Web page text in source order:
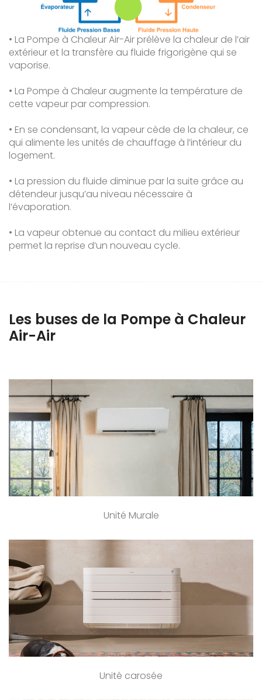
• La Pompe à Chaleur Air-Air prélève la chaleur de l’air
extérieur et la transfère au fluide frigorigène qui se
vaporise.
• La Pompe à Chaleur augmente la température de
cette vapeur par compression.
• En se condensant, la vapeur cède de la chaleur, ce
qui alimente les unités de chauffage à l’intérieur du
logement.
• La pression du fluide diminue par la suite grâce au
détendeur jusqu’au niveau nécessaire à
l’évaporation.
• La vapeur obtenue au contact du milieu extérieur
permet la reprise d’un nouveau cycle.
Les buses de la Pompe à Chaleur
Air-Air
Unité Murale
Unité carosée